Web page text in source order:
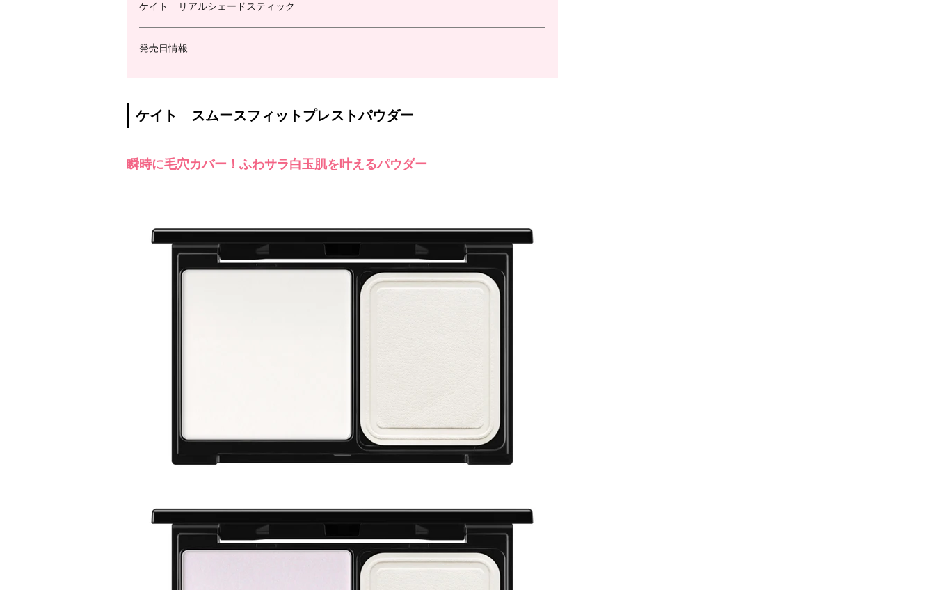
ケイト リアルシェードスティック
発売日情報
ケイト スムースフィットプレストパウダー
瞬時に毛穴カバー！ふわサラ白玉肌を叶えるパウダー